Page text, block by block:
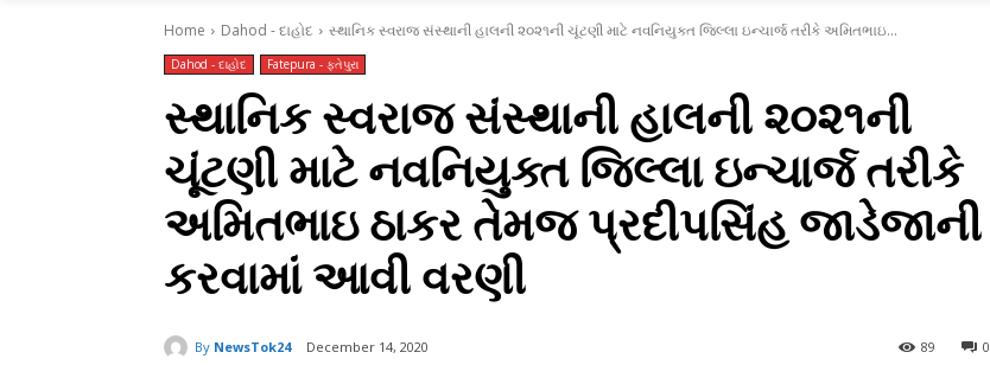
Home Dahod - દાહોદ સ્થાનિક સ્વરાજ સંસ્થાની હાલની ૨૦૨૧ની ચૂંટણી માટે નવનિયુક્ત જિલ્લા ઇન્ચાર્જ તરીકે અમિતભાઇ...
Dahod - દાહોદ Fatepura - ફતેપુરા
સ્થાનિક સ્વરાજ સંસ્થાની હાલની ૨૦૨૧ની
ચૂંટણી માટે નવનિયુક્ત જિલ્લા ઇન્ચાર્જ તરીકે
અમિતભાઇ ઠાકર તેમજ પ્રદીપસિંહ જાડેજાની
કરવામાં આવી વરણી
By NewsTok24 December 14, 2020 0
89